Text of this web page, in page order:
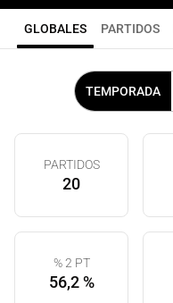
GLOBALES PARTIDOS
TEMPORADA
PARTIDOS
20
% 2 PT
56,2 %